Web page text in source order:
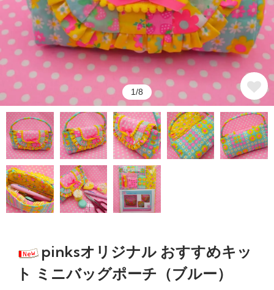
1/8
pinksオリジナル おすすめキッ
ト ミニバッグポーチ（ブルー）